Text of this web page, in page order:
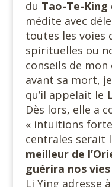
du Tao-Te-King
médite avec
toutes les voies
spirituelles ou
conseils de
avant sa mort,
qu’il appelait le
Dès lors, elle a
« intuitions
centrales serait
meilleur de
guérira nos vies
Li Ying adresse